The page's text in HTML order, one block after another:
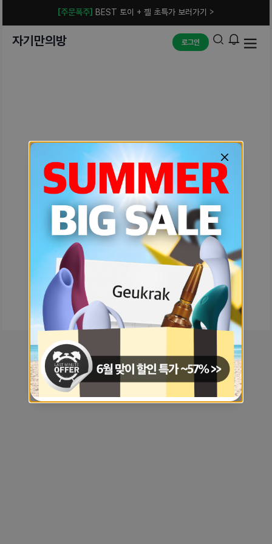
[주문폭주] BEST 토이 + 젤 초특가 보러가기 >
자기만의방 로그인
예상치 못한 에러입니다.